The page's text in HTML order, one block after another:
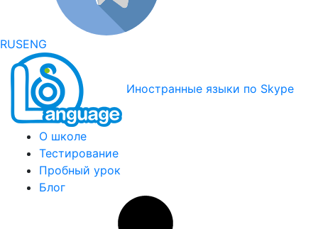
RUSENG
Иностранные языки по Skype
О школе
Тестирование
Пробный урок
Блог